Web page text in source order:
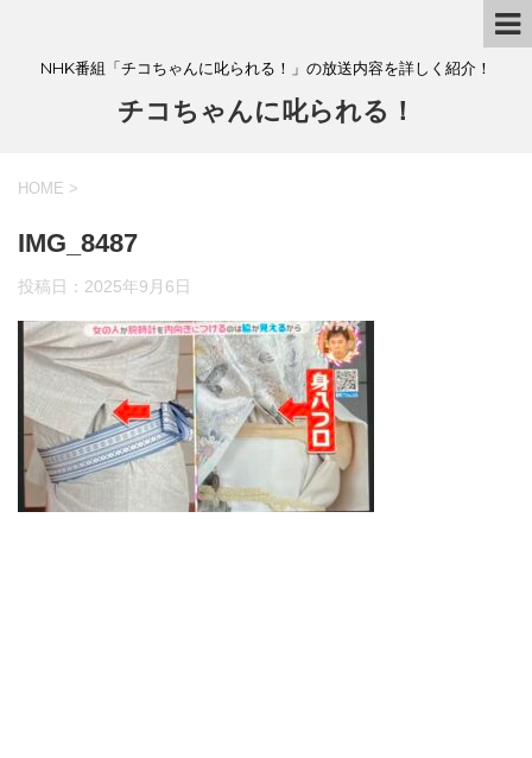
NHK番組「チコちゃんに叱られる！」の放送内容を詳しく紹介！
チコちゃんに叱られる！
HOME >
IMG_8487
投稿日： 2025年9月6日